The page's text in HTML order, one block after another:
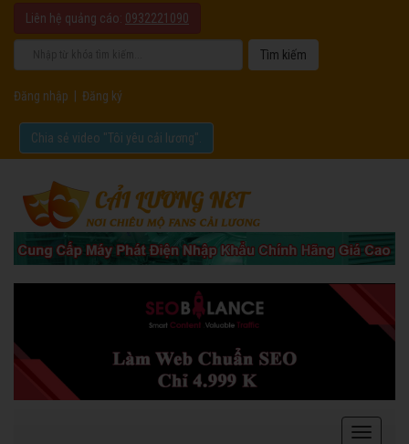
Liên hệ quảng cáo: 0932221090
Đăng nhập Đăng ký
Chia sẻ video "Tôi yêu cải lương".